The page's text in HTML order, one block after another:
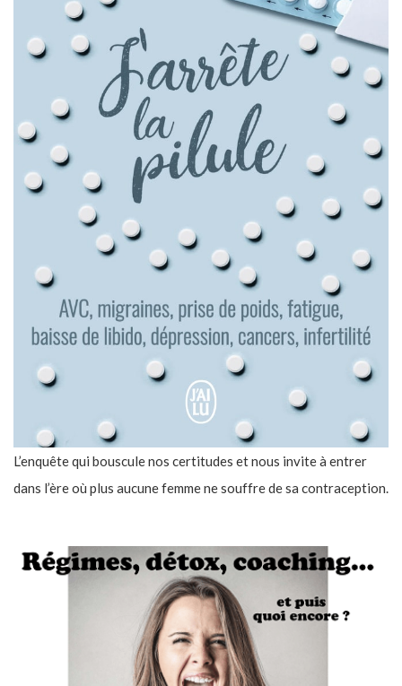
L’enquête qui bouscule nos certitudes et nous invite à entrer
dans l’ère où plus aucune femme ne souffre de sa contraception.